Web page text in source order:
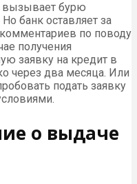
вызывает бурю
банк оставляет за
по поводу
получения
заявку на кредит в
через два месяца. Или
подать заявку
о выдаче